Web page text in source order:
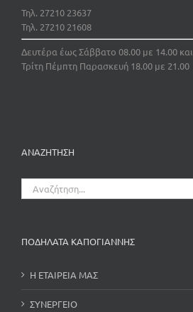
Τηλ. 27210 23637
Τηλ. 27210 21608
Δευτέρα έως Σάββατο 08.00 με 14.00 και
Τρίτη Πέμπτη Παρασκευή 18.00 με 21.00
ΑΝΑΖΗΤΗΣΗ
Αναζήτηση
για:
ΠΟΔΗΛΑΤΑ ΚΑΠΟΓΙΑΝΝΗΣ
Η ΕΤΑΙΡΕΙΑ ΜΑΣ
ΣΥΝΕΡΓΕΙΟ